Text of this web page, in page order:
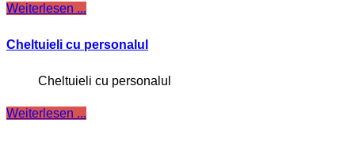
Weiterlesen ...
Cheltuieli cu personalul
Cheltuieli cu personalul
Weiterlesen ...